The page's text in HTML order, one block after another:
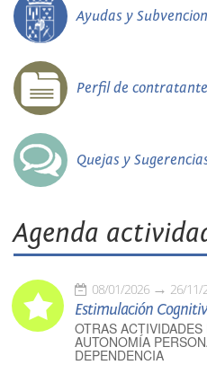
Ayudas y
Perfil de contratante
Quejas y
Agenda
08/01/2026 26/11/
Estimulación
OTRAS
AUTONOMÍA
DEPENDENCIA